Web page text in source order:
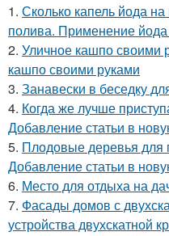
1. Сколько капель йода
полива. Применение йода
2. Уличное кашпо своими
кашпо своими руками
3. Занавески в беседку
4. Когда же лучше
Добавление статьи в
5. Плодовые деревья для
Добавление статьи в
6. Место для отдыха на
7. Фасады домов с
устройства двухскатной